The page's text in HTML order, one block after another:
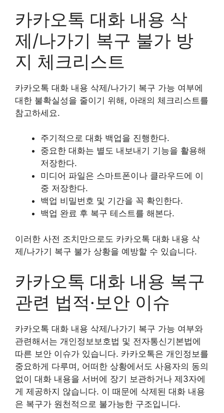
카카오톡 대화 내용 삭
제/나가기 복구 불가 방
지 체크리스트
카카오톡 대화 내용 삭제/나가기 복구 가능 여부에
대한 불확실성을 줄이기 위해, 아래의 체크리스트를
참고하세요.
주기적으로 대화 백업을 진행한다.
중요한 대화는 별도 내보내기 기능을 활용해
저장한다.
미디어 파일은 스마트폰이나 클라우드에 이
중 저장한다.
백업 비밀번호 및 기간을 꼭 확인한다.
백업 완료 후 복구 테스트를 해본다.
이러한 사전 조치만으로도 카카오톡 대화 내용 삭
제/나가기 복구 불가 상황을 예방할 수 있습니다.
카카오톡 대화 내용 복구
관련 법적·보안 이슈
카카오톡 대화 내용 삭제/나가기 복구 가능 여부와
관련해서는 개인정보보호법 및 전자통신기본법에
따른 보안 이슈가 있습니다. 카카오톡은 개인정보를
중요하게 다루며, 어떠한 상황에서도 사용자의 동의
없이 대화 내용을 서버에 장기 보관하거나 제3자에
게 제공하지 않습니다. 이 때문에 삭제된 대화 내용
은 복구가 원천적으로 불가능한 구조입니다.